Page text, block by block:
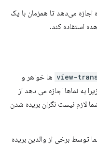
می‌دهد تا همزمان با یک
استفاده کند.
ها خواهر و
به نماها اجازه می دهد از
لازم نیست نگران بریده شدن
توسط برخی از والدین بریده